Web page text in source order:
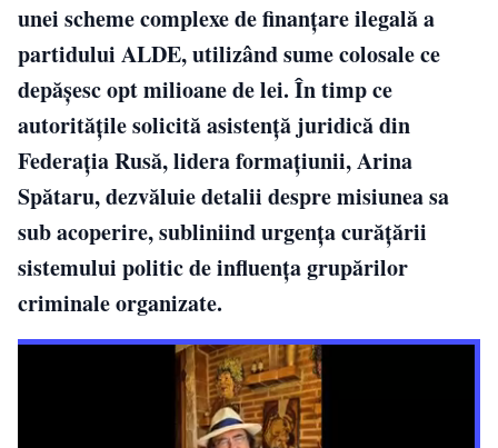
unei scheme complexe de finanțare ilegală a
partidului ALDE, utilizând sume colosale ce
depășesc opt milioane de lei. În timp ce
autoritățile solicită asistență juridică din
Federația Rusă, lidera formațiunii, Arina
Spătaru, dezvăluie detalii despre misiunea sa
sub acoperire, subliniind urgența curățării
sistemului politic de influența grupărilor
criminale organizate.